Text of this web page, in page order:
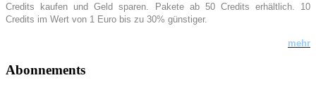
Credits kaufen und Geld sparen. Pakete ab 50 Credits erhältlich. 10
Credits im Wert von 1 Euro bis zu 30% günstiger.
mehr
Abonnements